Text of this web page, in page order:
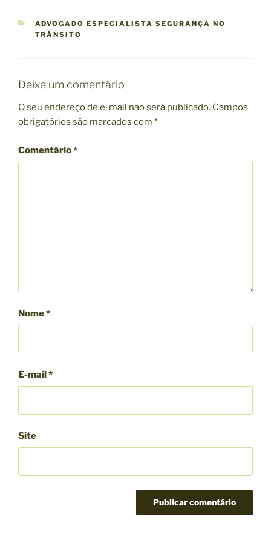
C
A
R
A
S
ADVOGADO ESPECIALISTA SEGURANÇA NO
TRÂNSITO
Deixe um comentário
O seu endereço de e-mail não será publicado. Campos
obrigatórios são marcados com *
Comentário*
Nome*
E-mail*
Site